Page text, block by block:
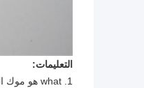
التعليمات:
1. what هو موك الخاص؟